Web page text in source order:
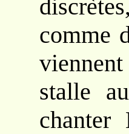
comme
stalle
chanter